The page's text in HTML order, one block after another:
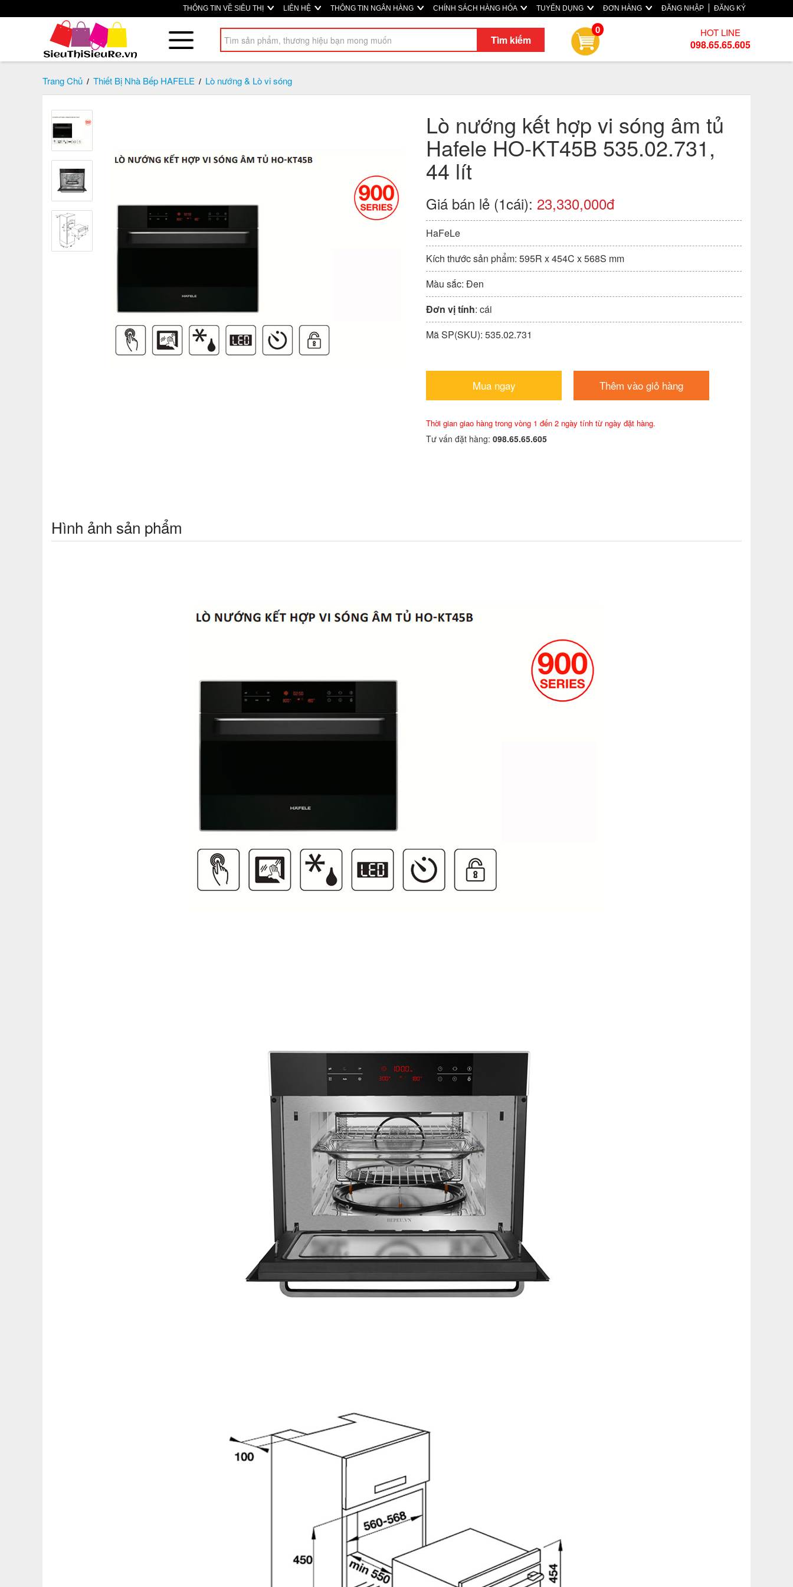
THÔNG TIN VỀ SIÊU THỊ LIÊN HỆ THÔNG TIN NGÂN HÀNG CHÍNH SÁCH HÀNG HÓA TUYỂN DỤNG ĐƠN HÀNG ĐĂNG NHẬP ĐĂNG KÝ
Tìm kiếm
0 HOT LINE
098.65.65.605
Trang Chủ / Thiết Bị Nhà Bếp HAFELE / Lò nướng & Lò vi sóng
Lò nướng kết hợp vi sóng âm tủ
Hafele HO-KT45B 535.02.731,
44 lít
Giá bán lẻ (1cái): 23,330,000đ
HaFeLe
Kích thước sản phẩm: 595R x 454C x 568S mm
Màu sắc: Đen
Đơn vị tính: cái
Mã SP(SKU): 535.02.731
Mua ngay Thêm vào giỏ hàng
Thời gian giao hàng trong vòng 1 đến 2 ngày tính từ ngày đặt hàng.
Tư vấn đặt hàng: 098.65.65.605
Hình ảnh sản phẩm